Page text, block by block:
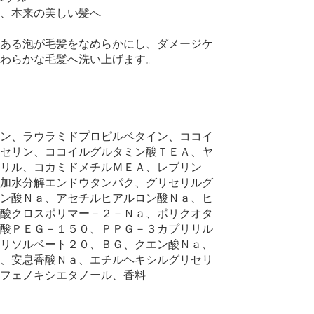
本来の美しい髪へ
る泡が毛髪をなめらかにし、ダメージケ
らかな毛髪へ洗い上げます。
、ラウラミドプロピルベタイン、ココイ
リン、ココイルグルタミン酸ＴＥＡ、ヤ
ル、コカミドメチルＭＥＡ、レブリン
水分解エンドウタンパク、グリセリルグ
酸Ｎａ、アセチルヒアルロン酸Ｎａ、ヒ
クロスポリマー－２－Ｎａ、ポリクオタ
ＰＥＧ－１５０、ＰＰＧ－３カプリリル
ソルベート２０、ＢＧ、クエン酸Ｎａ、
安息香酸Ｎａ、エチルヘキシルグリセリ
ェノキシエタノール、香料